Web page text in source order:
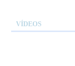
VÍDEOS